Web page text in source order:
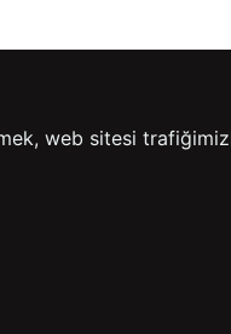
web sitesi